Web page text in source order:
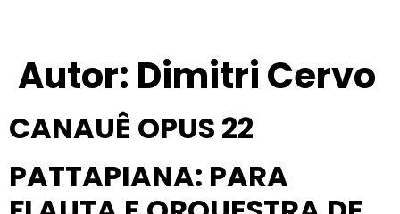
Autor: Dimitri Cervo
CANAUÊ OPUS 22
PATTAPIANA: PARA